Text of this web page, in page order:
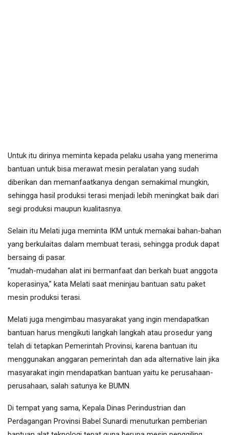
Untuk itu dirinya meminta kepada pelaku usaha yang menerima
bantuan untuk bisa merawat mesin peralatan yang sudah
diberikan dan memanfaatkanya dengan semakimal mungkin,
sehingga hasil produksi terasi menjadi lebih meningkat baik dari
segi produksi maupun kualitasnya.
Selain itu Melati juga meminta IKM untuk memakai bahan-bahan
yang berkulaitas dalam membuat terasi, sehingga produk dapat
bersaing di pasar.
“mudah-mudahan alat ini bermanfaat dan berkah buat anggota
koperasinya,” kata Melati saat meninjau bantuan satu paket
mesin produksi terasi.
Melati juga mengimbau masyarakat yang ingin mendapatkan
bantuan harus mengikuti langkah langkah atau prosedur yang
telah di tetapkan Pemerintah Provinsi, karena bantuan itu
menggunakan anggaran pemerintah dan ada alternative lain jika
masyarakat ingin mendapatkan bantuan yaitu ke perusahaan-
perusahaan, salah satunya ke BUMN.
Di tempat yang sama, Kepala Dinas Perindustrian dan
Perdagangan Provinsi Babel Sunardi menuturkan pemberian